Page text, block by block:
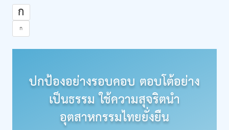
ก
ก
ปกป้องอย่างรอบคอบ ตอบโต้อย่าง
เป็นธรรม ใช้ความสุจริตนำ
อุตสาหกรรมไทยยั่งยืน